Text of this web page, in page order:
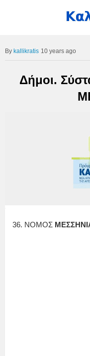
kallikratis 10 years ago
Δήμοι.
36. ΝΟΜΟΣ